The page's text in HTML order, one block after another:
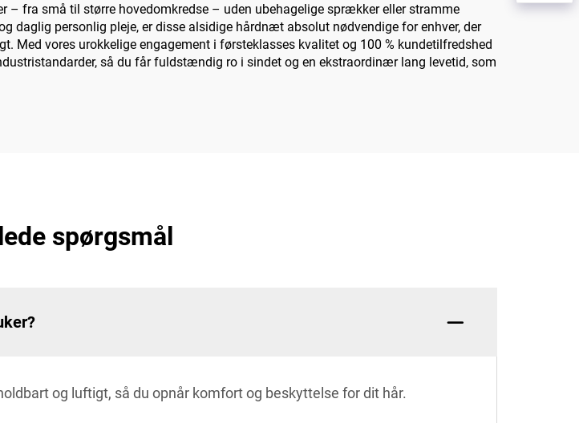
– fra små til større hovedomkredse – uden ubehagelige sprækker eller stramme
daglig personlig pleje, er disse alsidige hårdnæt absolut nødvendige for enhver, der
Med vores urokkelige engagement i førsteklasses kvalitet og 100 % kundetilfredshed
så du får fuldstændig ro i sindet og en ekstraordinær lang levetid, som
spørgsmål
og luftigt, så du opnår komfort og beskyttelse for dit hår.